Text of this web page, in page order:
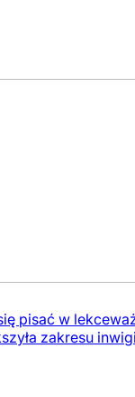
pisać w
zakresu